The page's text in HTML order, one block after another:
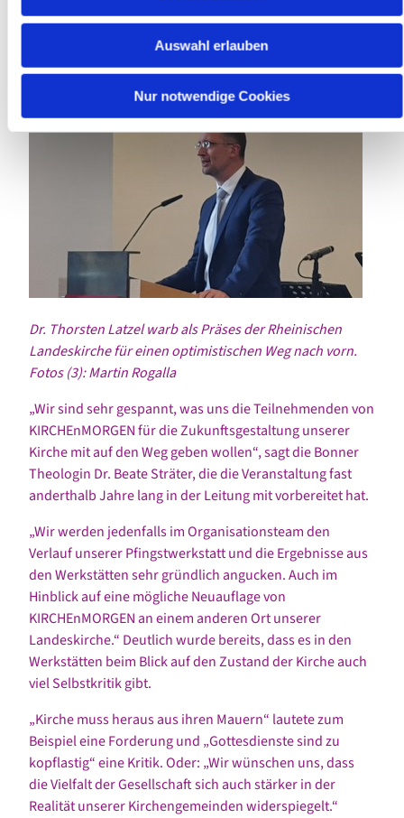
Auswahl erlauben
Nur notwendige Cookies
und festzuhalten. Die Ergebnisse werden nun
ausgewertet und sollen auch die Synoden der beteiligten
Kirchenkreise und die Kirchenleitung der Evangelischen
Kirche im Rheinland erreichen.
Dr. Thorsten Latzel warb als Präses der Rheinischen
Landeskirche für einen optimistischen Weg nach vorn.
Fotos (3): Martin Rogalla
„Wir sind sehr gespannt, was uns die Teilnehmenden von
KIRCHEnMORGEN für die Zukunftsgestaltung unserer
Kirche mit auf den Weg geben wollen“, sagt die Bonner
Theologin Dr. Beate Sträter, die die Veranstaltung fast
anderthalb Jahre lang in der Leitung mit vorbereitet hat.
„Wir werden jedenfalls im Organisationsteam den
Verlauf unserer Pfingstwerkstatt und die Ergebnisse aus
den Werkstätten sehr gründlich angucken. Auch im
Hinblick auf eine mögliche Neuauflage von
KIRCHEnMORGEN an einem anderen Ort unserer
Landeskirche.“ Deutlich wurde bereits, dass es in den
Werkstätten beim Blick auf den Zustand der Kirche auch
viel Selbstkritik gibt.
„Kirche muss heraus aus ihren Mauern“ lautete zum
Beispiel eine Forderung und „Gottesdienste sind zu
kopflastig“ eine Kritik. Oder: „Wir wünschen uns, dass
die Vielfalt der Gesellschaft sich auch stärker in der
Realität unserer Kirchengemeinden widerspiegelt.“